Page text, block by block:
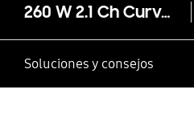
260 W 2.1 Ch Curved Soundbar M4500
Soluciones y consejos